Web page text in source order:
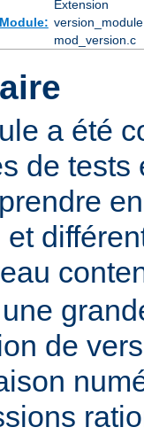
Extension
version_module
mod_version.c
a été
de
et
de